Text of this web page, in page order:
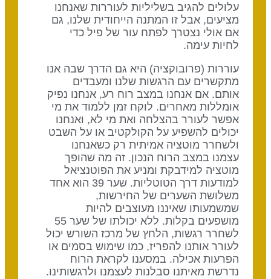
עלולים להגיב בשליליות לעוררות שאנחנו
מציעים, אבל זו המתנה הייחודית שלנו, גם
אם אולי נצטרך לפתח עור של פיל כדי
לחיות עימה.
עוררות (פרובוקציה) היא גם הדרך שבה אנו
מתקשרים עם הרגשות שלנו ומעבדים
אותם. אם אנחנו במצב רוח רע, אנחנו נפיק
אומללות מאחרים. לוקח זמן ללמוד את מי
אפשר לעורר בהצלחה ואת מי לא, ואנחנו
יכולים להשפיע על הקולקטיב או על השבט
ולשחרר מוטציה אמיתית רק כשאנחנו
עצמנו במצב הרוח הנכון. זה מה שהופך
מוטציה למידבקת ומניע את הפוטנציאל
למודעות דרך הטוטליות. שער 39 הוא אחד
משלושת השערים של החירשות,
שמשמעותו שאיננו מעוצבים להיות
מושפעים בקלות. ללא יכולתו של שער 55
לשחרר רגשות, הלחץ של מרכז השורש יכול
לעורר אותנו להפריז, כמו שימוש בסמים או
הפרעות אכילה. במסענו לקראת הרוח
נדרשת מאיתנו סבלנות לעצמנו ולרגשותינו.